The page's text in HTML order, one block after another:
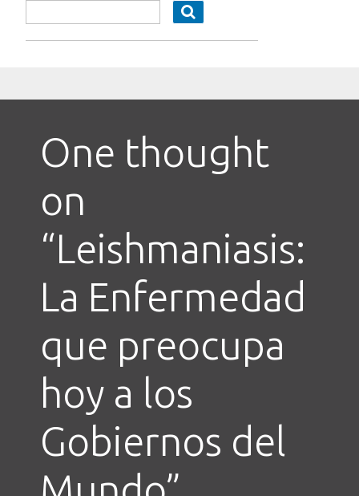
One thought
on
“Leishmaniasis:
La Enfermedad
que preocupa
hoy a los
Gobiernos del